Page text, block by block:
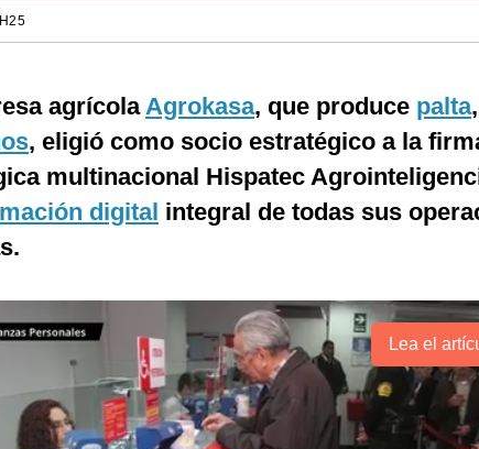
agrícolaAgrokasa, que produce palta,
, eligió como socio estratégico a la
multinacional Hispatec
digital integral de todas sus
Lea el